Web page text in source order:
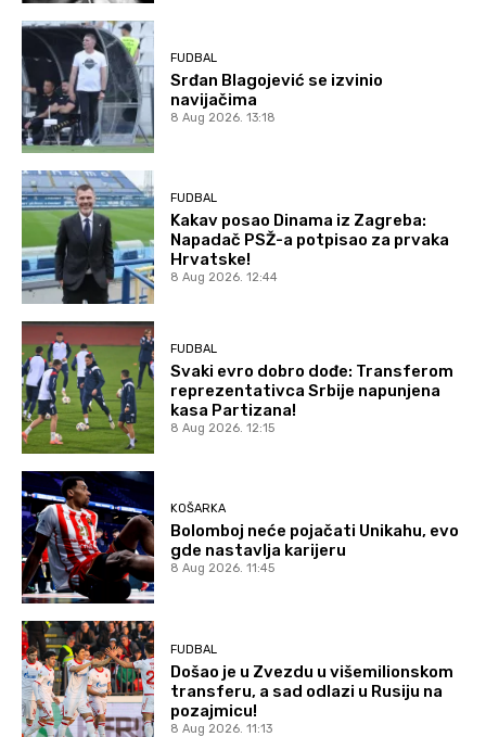
FUDBAL
Srđan Blagojević se izvinio
navijačima
8 Aug 2026. 13:18
FUDBAL
Kakav posao Dinama iz Zagreba:
Napadač PSŽ-a potpisao za prvaka
Hrvatske!
8 Aug 2026. 12:44
FUDBAL
Svaki evro dobro dođe: Transferom
reprezentativca Srbije napunjena
kasa Partizana!
8 Aug 2026. 12:15
KOŠARKA
Bolomboj neće pojačati Unikahu, evo
gde nastavlja karijeru
8 Aug 2026. 11:45
FUDBAL
Došao je u Zvezdu u višemilionskom
transferu, a sad odlazi u Rusiju na
pozajmicu!
8 Aug 2026. 11:13